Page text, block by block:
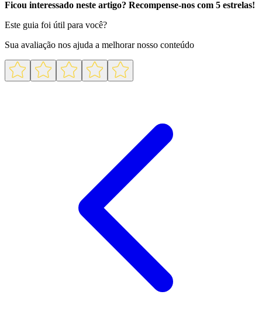
Ficou interessado neste artigo? Recompense-nos com 5 estrelas!
Este guia foi útil para você?
Sua avaliação nos ajuda a melhorar nosso conteúdo